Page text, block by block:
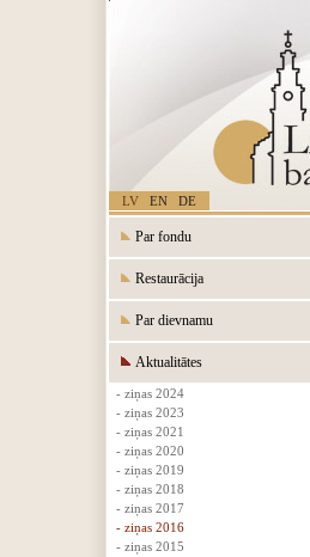
LV EN DE
Par fondu
Restaurācija
Par dievnamu
Aktualitātes
- ziņas 2024
- ziņas 2023
- ziņas 2021
- ziņas 2020
- ziņas 2019
- ziņas 2018
- ziņas 2017
- ziņas 2016
- ziņas 2015